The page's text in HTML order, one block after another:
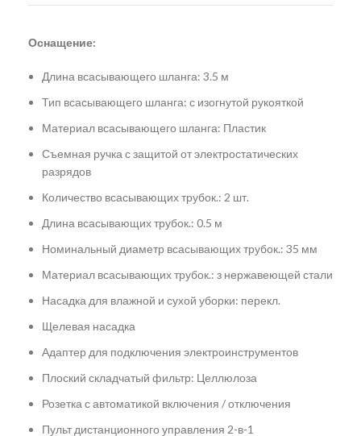
Оснащение:
Длина всасывающего шланга: 3.5 м
Тип всасывающего шланга: с изогнутой рукояткой
Материал всасывающего шланга: Пластик
Съемная ручка с защитой от электростатических
разрядов
Количество всасывающих трубок.: 2 шт.
Длина всасывающих трубок.: 0.5 м
Номинальный диаметр всасывающих трубок.: 35 мм
Материал всасывающих трубок.: з нержавеющей стали
Насадка для влажной и сухой уборки: перекл.
Щелевая насадка
Адаптер для подключения электроинструментов
Плоский складчатый фильтр: Целлюлоза
Розетка с автоматикой включения / отключения
Пульт дистанционного управления 2-в-1